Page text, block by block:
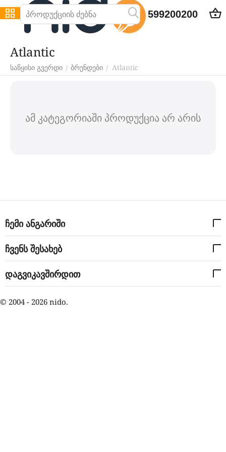
599200200
Atlantic
საწყისი გვერდი / ბრენდები / Atlantic
ამ კატეგორიაში პროდუქცია არ არის
ჩემი ანგარიში
ჩვენს შესახებ
დაგვიკავშირდით
© 2004 - 2026 nido.